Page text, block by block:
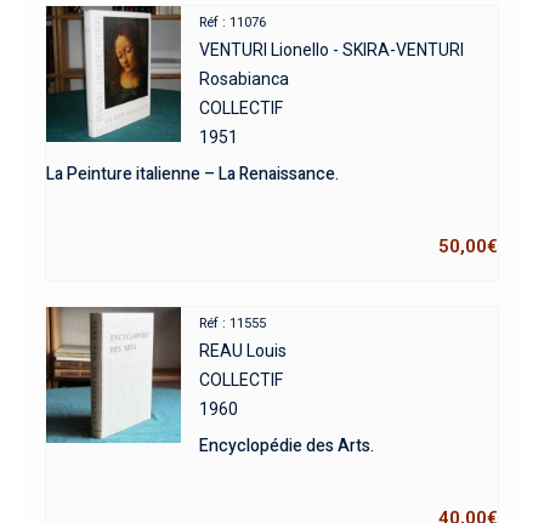
Réf : 11076
VENTURI Lionello - SKIRA-VENTURI
Rosabianca
COLLECTIF
1951
La Peinture italienne – La Renaissance.
50,00€
Réf : 11555
REAU Louis
COLLECTIF
1960
Encyclopédie des Arts.
40,00€